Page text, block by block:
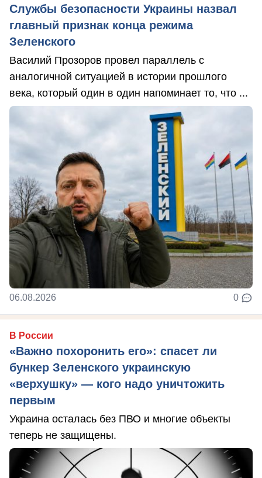
Службы безопасности Украины назвал
главный признак конца режима
Зеленского
Василий Прозоров провел параллель с
аналогичной ситуацией в истории прошлого
века, который один в один напоминает то, что ...
06.08.2026 0
В России
«Важно похоронить его»: спасет ли
бункер Зеленского украинскую
«верхушку» — кого надо уничтожить
первым
Украина осталась без ПВО и многие объекты
теперь не защищены.